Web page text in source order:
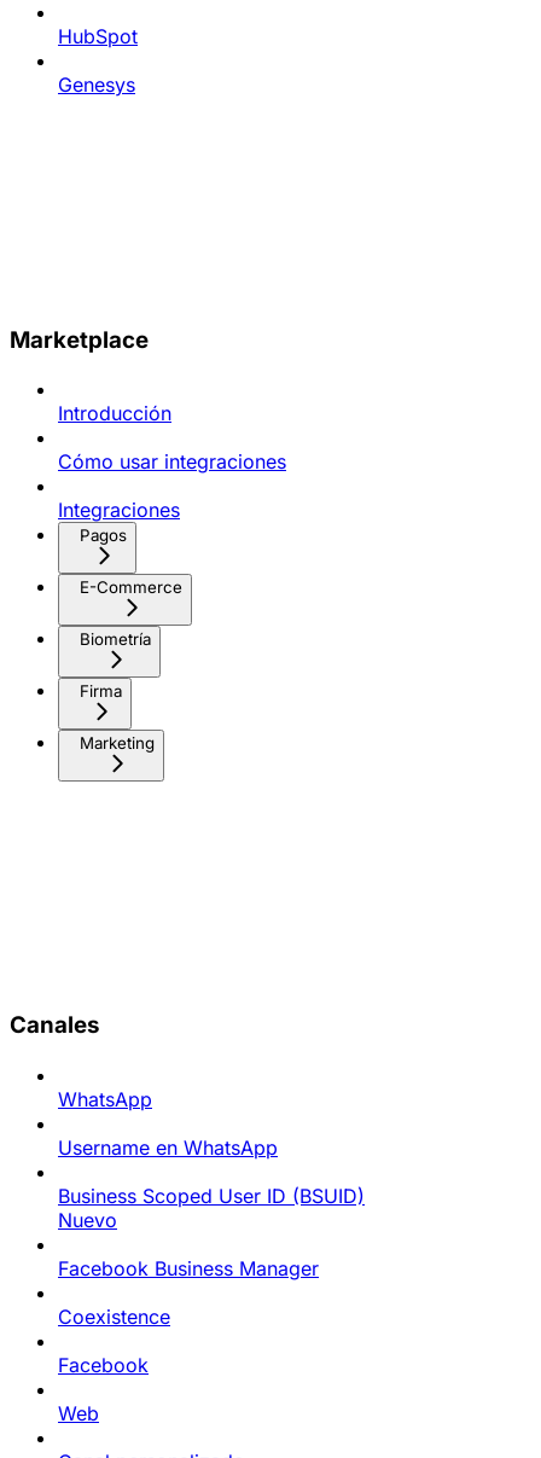
HubSpot
Genesys
Marketplace
Introducción
Cómo usar integraciones
Integraciones
Pagos
E-Commerce
Biometría
Firma
Marketing
Canales
WhatsApp
Username en WhatsApp
Business Scoped User ID (BSUID)
Nuevo
Facebook Business Manager
Coexistence
Facebook
Web